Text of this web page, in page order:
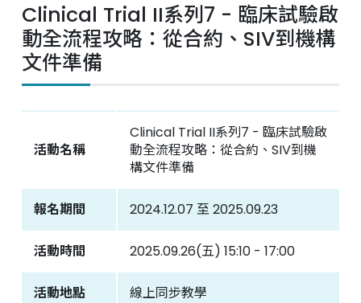
最新消息
活動集錦
Q&A
聯絡我們
中國醫藥大學附設醫院 臨床試驗中心
Clinical Trial II系列7 - 臨床試驗啟
動全流程攻略：從合約、SIV到機構
文件準備
活動名稱
Clinical Trial II系列7 - 臨床試驗啟
動全流程攻略：從合約、SIV到機
構文件準備
報名期間 2024.12.07 至 2025.09.23
活動時間 2025.09.26(五) 15:10 - 17:00
活動地點 線上同步教學